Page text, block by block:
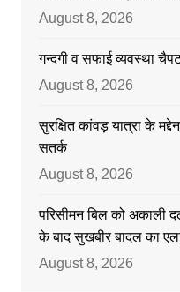
August 8, 2026
गन्दगी व सफाई व्यवस्था
August 8, 2026
सुरक्षित कांवड़ यात्रा के
सतर्क
August 8, 2026
परिसीमन बिल को अकाली
के बाद सुखबीर बादल का
August 8, 2026